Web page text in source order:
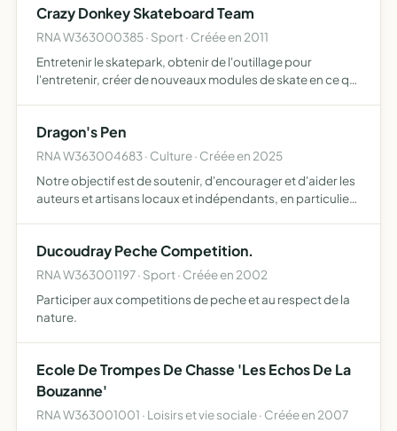
Crazy Donkey Skateboard Team
RNA W363000385 · Sport · Créée en 2011
Entretenir le skatepark, obtenir de l'outillage pour
l'entretenir, créer de nouveaux modules de skate en ce qui
Dragon's Pen
RNA W363004683 · Culture · Créée en 2025
Notre objectif est de soutenir, d'encourager et d'aider les
auteurs et artisans locaux et indépendants, en particulier
Ducoudray Peche Competition.
RNA W363001197 · Sport · Créée en 2002
Participer aux competitions de peche et au respect de la
nature.
Ecole De Trompes De Chasse 'Les Echos De La
Bouzanne'
RNA W363001001 · Loisirs et vie sociale · Créée en 2007